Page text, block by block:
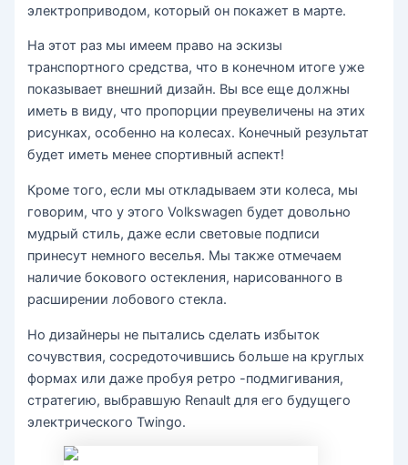
электроприводом, который он покажет в марте.
На этот раз мы имеем право на эскизы
транспортного средства, что в конечном итоге уже
показывает внешний дизайн. Вы все еще должны
иметь в виду, что пропорции преувеличены на этих
рисунках, особенно на колесах. Конечный результат
будет иметь менее спортивный аспект!
Кроме того, если мы откладываем эти колеса, мы
говорим, что у этого Volkswagen будет довольно
мудрый стиль, даже если световые подписи
принесут немного веселья. Мы также отмечаем
наличие бокового остекления, нарисованного в
расширении лобового стекла.
Но дизайнеры не пытались сделать избыток
сочувствия, сосредоточившись больше на круглых
формах или даже пробуя ретро -подмигивания,
стратегию, выбравшую Renault для его будущего
электрического Twingo.